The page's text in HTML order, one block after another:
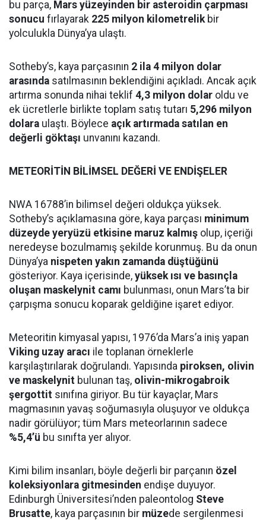
bu parça, Mars yüzeyinden bir asteroidin çarpması
sonucu fırlayarak 225 milyon kilometrelikbir
yolculukla Dünya’ya ulaştı.
Sotheby’s, kaya parçasının 2 ila 4 milyon dolar
arasında satılmasının beklendiğini açıkladı. Ancak açık
artırma sonunda nihai teklif 4,3 milyon dolar oldu ve
ek ücretlerle birlikte toplam satış tutarı 5,296 milyon
dolara ulaştı. Böylece açık artırmada satılan en
değerli göktaşı unvanını kazandı.
METEORİTİN BİLİMSEL DEĞERİ VE ENDİŞELER
NWA 16788’in bilimsel değeri oldukça yüksek.
Sotheby’s açıklamasına göre, kaya parçası minimum
düzeyde yeryüzü etkisine maruz kalmış olup, içeriği
neredeyse bozulmamış şekilde korunmuş. Bu da onun
Dünya’ya nispeten yakın zamanda düştüğünü
gösteriyor. Kaya içerisinde, yüksek ısı ve basınçla
oluşan maskelynit camı bulunması, onun Mars’ta bir
çarpışma sonucu koparak geldiğine işaret ediyor.
Meteoritin kimyasal yapısı, 1976’da Mars’a iniş yapan
Viking uzay aracı ile toplanan örneklerle
karşılaştırılarak doğrulandı. Yapısında piroksen, olivin
ve maskelynit bulunan taş, olivin-mikrogabroik
şergottit sınıfına giriyor. Bu tür kayaçlar, Mars
magmasının yavaş soğumasıyla oluşuyor ve oldukça
nadir görülüyor; tüm Mars meteorlarının sadece
%5,4’ü bu sınıfta yer alıyor.
Kimi bilim insanları, böyle değerli bir parçanın özel
koleksiyonlara gitmesinden endişe duyuyor.
Edinburgh Üniversitesi’nden paleontolog Steve
Brusatte, kaya parçasının bir müzede sergilenmesi